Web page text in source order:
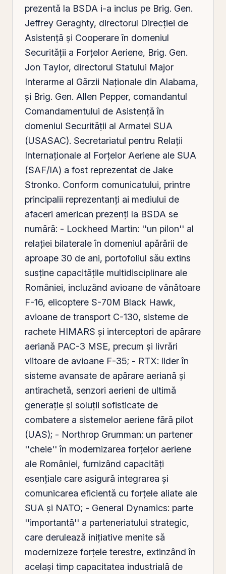
prezentă la BSDA i-a inclus pe Brig. Gen.
Jeffrey Geraghty, directorul Direcției de
Asistență și Cooperare în domeniul
Securității a Forțelor Aeriene, Brig. Gen.
Jon Taylor, directorul Statului Major
Interarme al Gărzii Naționale din Alabama,
și Brig. Gen. Allen Pepper, comandantul
Comandamentului de Asistență în
domeniul Securității al Armatei SUA
(USASAC). Secretariatul pentru Relații
Internaționale al Forțelor Aeriene ale SUA
(SAF/IA) a fost reprezentat de Jake
Stronko. Conform comunicatului, printre
principalii reprezentanți ai mediului de
afaceri american prezenți la BSDA se
numără: - Lockheed Martin: ''un pilon'' al
relației bilaterale în domeniul apărării de
aproape 30 de ani, portofoliul său extins
susține capacitățile multidisciplinare ale
României, incluzând avioane de vânătoare
F-16, elicoptere S-70M Black Hawk,
avioane de transport C-130, sisteme de
rachete HIMARS și interceptori de apărare
aeriană PAC-3 MSE, precum și livrări
viitoare de avioane F-35; - RTX: lider în
sisteme avansate de apărare aeriană și
antirachetă, senzori aerieni de ultimă
generație și soluții sofisticate de
combatere a sistemelor aeriene fără pilot
(UAS); - Northrop Grumman: un partener
''cheie'' în modernizarea forțelor aeriene
ale României, furnizând capacități
esențiale care asigură integrarea și
comunicarea eficientă cu forțele aliate ale
SUA și NATO; - General Dynamics: parte
''importantă'' a parteneriatului strategic,
care derulează inițiative menite să
modernizeze forțele terestre, extinzând în
același timp capacitatea industrială de